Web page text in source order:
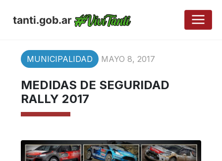
tanti.gob.ar
MUNICIPALIDAD MAYO 8, 2017
MEDIDAS DE SEGURIDAD
RALLY 2017